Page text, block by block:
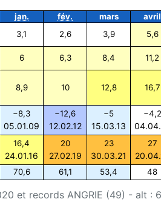
et records ANGRIE (49) - alt :
jan. fév. mars avril
3,1 2,6 3,9 5,6
6 6,3 8,4 11,2
8,9 10 12,8 16,7
−8,3
05.01.09
−12,6
12.02.12
−5
15.03.13
−4,2
16,4
24.01.16
20
27.02.19
23
30.03.21
27
70,6 61,1 53,4 48